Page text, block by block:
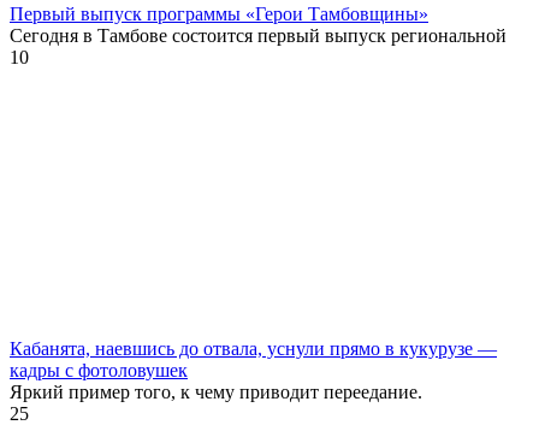
Первый выпуск программы «Герои Тамбовщины»
Сегодня в Тамбове состоится первый выпуск региональной
10
Кабанята, наевшись до отвала, уснули прямо в кукурузе —
кадры с фотоловушек
Яркий пример того, к чему приводит переедание.
25